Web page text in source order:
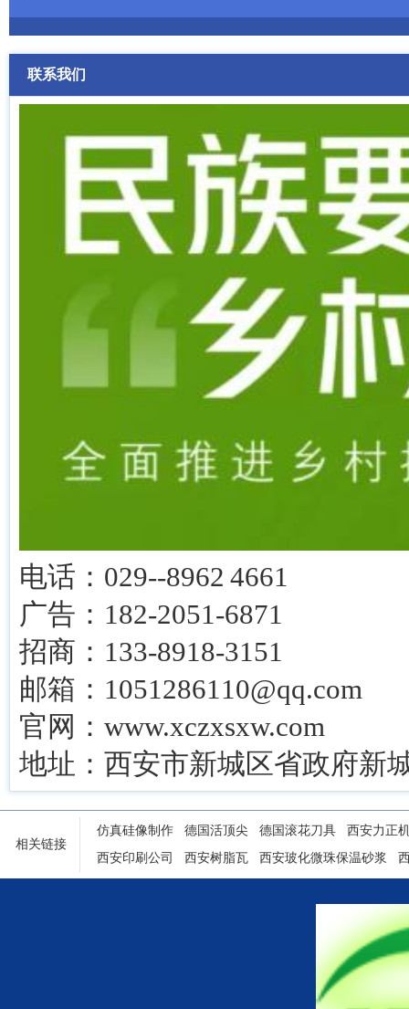
联系我们
电话：029--8962 4661
广告：182-2051-6871
招商：133-8918-3151
邮箱：1051286110@qq.com
官网：www.xczxsxw.com
地址：西安市新城区省政府新
相关链接
仿真硅像制作 德国活顶尖 德国滚花刀具
西安力正
西安印刷公司
西安树脂瓦 西安玻化微珠保温砂浆